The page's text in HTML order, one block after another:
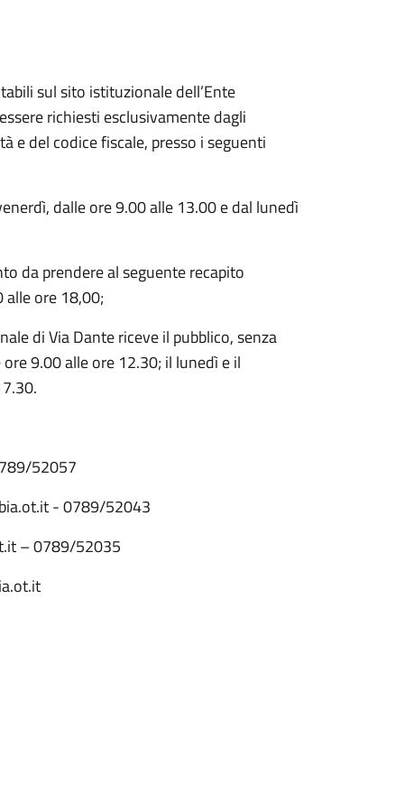
sul sito istituzionale dell’Ente
richiesti esclusivamente dagli
e del codice fiscale, presso i seguenti
dalle ore 9.00 alle 13.00 e dal lunedì
da prendere al seguente recapito
ore 18,00;
di Via Dante riceve il pubblico, senza
9.00 alle ore 12.30; il lunedì e il
52057
- 0789/52043
– 0789/52035